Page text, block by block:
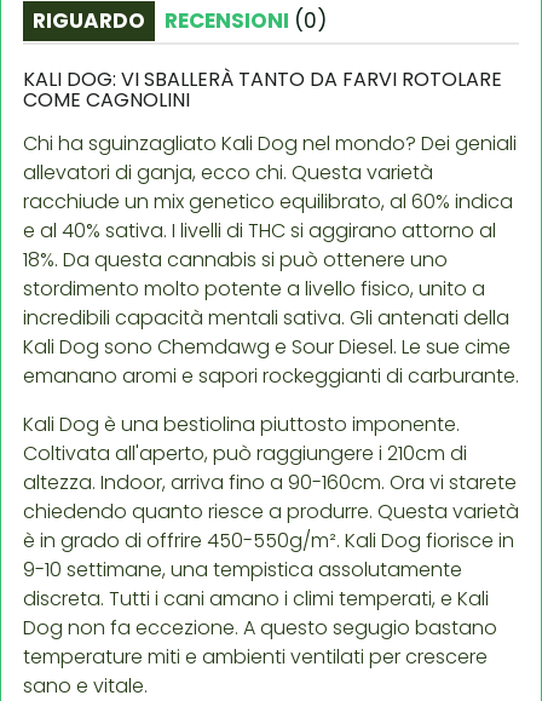
RIGUARDO RECENSIONI (0)
KALI DOG: VI SBALLERÀ TANTO DA FARVI ROTOLARE
COME CAGNOLINI
Chi ha sguinzagliato Kali Dog nel mondo? Dei geniali
allevatori di ganja, ecco chi. Questa varietà
racchiude un mix genetico equilibrato, al 60% indica
e al 40% sativa. I livelli di THC si aggirano attorno al
18%. Da questa cannabis si può ottenere uno
stordimento molto potente a livello fisico, unito a
incredibili capacità mentali sativa. Gli antenati della
Kali Dog sono Chemdawg e Sour Diesel. Le sue cime
emanano aromi e sapori rockeggianti di carburante.
Kali Dog è una bestiolina piuttosto imponente.
Coltivata all'aperto, può raggiungere i 210cm di
altezza. Indoor, arriva fino a 90-160cm. Ora vi starete
chiedendo quanto riesce a produrre. Questa varietà
è in grado di offrire 450-550g/m². Kali Dog fiorisce in
9-10 settimane, una tempistica assolutamente
discreta. Tutti i cani amano i climi temperati, e Kali
Dog non fa eccezione. A questo segugio bastano
temperature miti e ambienti ventilati per crescere
sano e vitale.